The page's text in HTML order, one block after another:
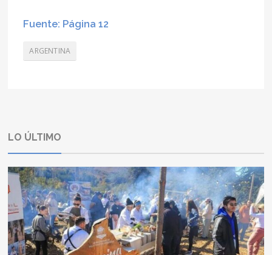
Fuente: Página 12
ARGENTINA
LO ÚLTIMO